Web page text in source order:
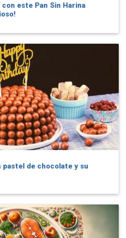
este Pan Sin Harina
pastel de chocolate y su